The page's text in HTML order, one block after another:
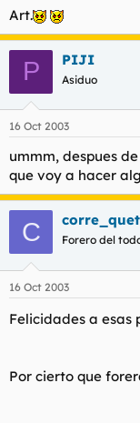
Art.
P PIJI
Asiduo
16 Oct 2003
ummm, despues
que voy a hacer
C Forero del
16 Oct 2003
Felicidades a esas
Por cierto que